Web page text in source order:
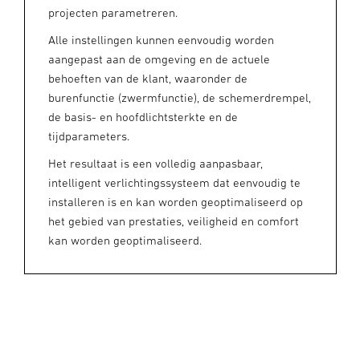
projecten parametreren.
Alle instellingen kunnen eenvoudig worden
aangepast aan de omgeving en de actuele
behoeften van de klant, waaronder de
burenfunctie (zwermfunctie), de schemerdrempel,
de basis- en hoofdlichtsterkte en de
tijdparameters.
Het resultaat is een volledig aanpasbaar,
intelligent verlichtingssysteem dat eenvoudig te
installeren is en kan worden geoptimaliseerd op
het gebied van prestaties, veiligheid en comfort
kan worden geoptimaliseerd.